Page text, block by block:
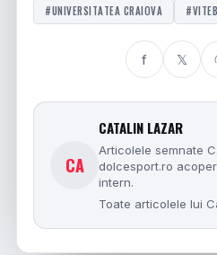
#UNIVERSITATEA CRAIOVA
f 𝕏
CA
CATALIN LAZAR
Articolele semnate
dolcesport.ro
intern.
Toate articolele lui